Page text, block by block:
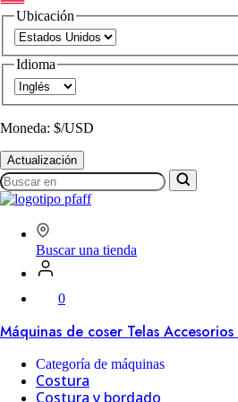
Ubicación
Idioma
Moneda: $/USD
Actualización
Buscar
en
SVP
Worldwide
Buscar una tienda
0
Máquinas de coser Telas Accesorios
Categoría de máquinas
Costura
Costura y bordado